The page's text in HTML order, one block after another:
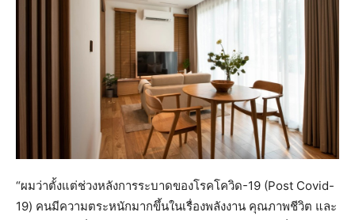
“ผมว่าตั้งแต่ช่วงหลังการระบาดของโรคโควิด-19 (Post Covid-
19) คนมีความตระหนักมากขึ้นในเรื่องพลังงาน คุณภาพชีวิต และ